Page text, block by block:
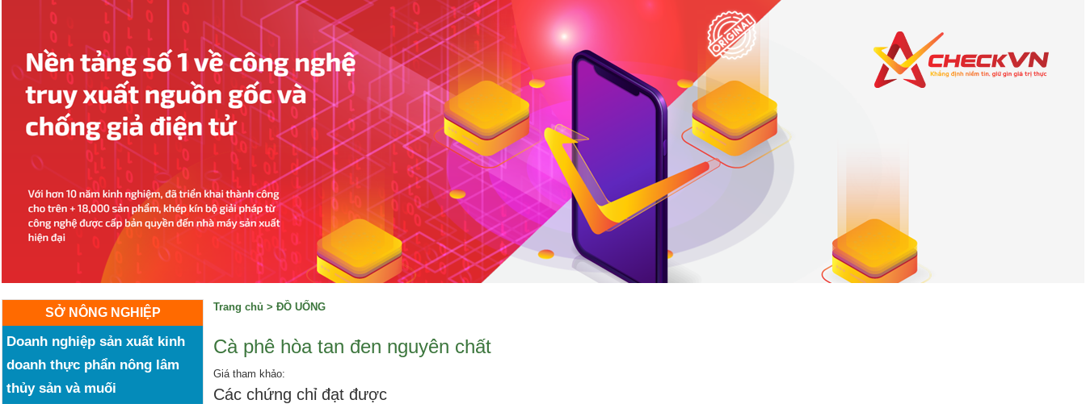
SỞ NÔNG NGHIỆP
Doanh nghiệp sản xuất kinh
doanh thực phẩn nông lâm
thủy sản và muối
Trang chủ > ĐỒ UỐNG
Cà phê hòa tan đen nguyên chất
Giá tham khảo:
Các chứng chỉ đạt được